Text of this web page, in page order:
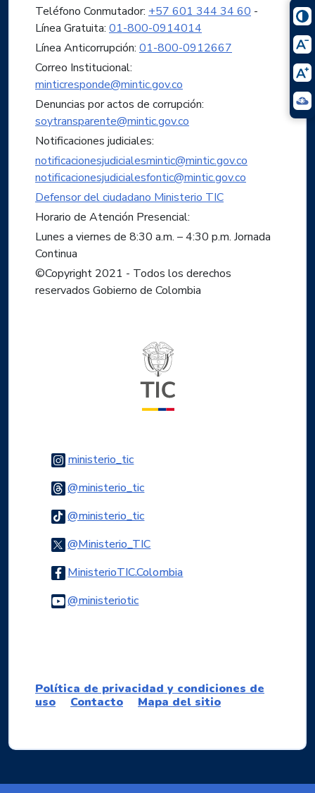
Teléfono Conmutador: +57 601 344 34 60 -
Línea Gratuita: 01-800-0914014
Línea Anticorrupción: 01-800-0912667
Correo Institucional:
minticresponde@mintic.gov.co
Denuncias por actos de corrupción:
soytransparente@mintic.gov.co
Notificaciones judiciales:
notificacionesjudicialesmintic@mintic.gov.co
notificacionesjudicialesfontic@mintic.gov.co
Defensor del ciudadano Ministerio TIC
Horario de Atención Presencial:
Lunes a viernes de 8:30 a.m. – 4:30 p.m. Jornada
Continua
©Copyright 2021 - Todos los derechos
reservados Gobierno de Colombia
ministerio_ticLogo Instagram
@ministerio_ticLogo Threads
@ministerio_ticLogo Tiktok
@Ministerio_TICLogo Twitter
MinisterioTIC.ColombiaLogo Facebook
@ministerioticLogo Youtube
Política de privacidad y condiciones de
uso
Contacto Mapa del sitio